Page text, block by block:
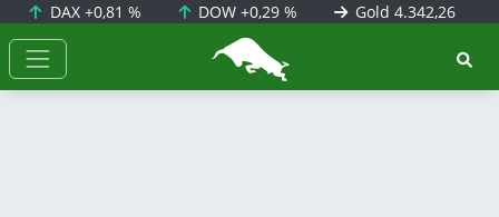
DAX +0,81 % DOW+0,29 % Gold 4.342,26
BörsenNEWS.de